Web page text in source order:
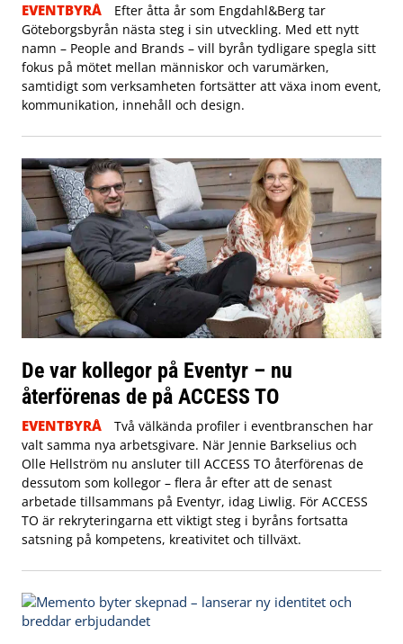
EVENTBYRÅ
Efter åtta år som Engdahl&Berg tar
Göteborgsbyrån nästa steg i sin utveckling. Med ett nytt
namn – People and Brands – vill byrån tydligare spegla sitt
fokus på mötet mellan människor och varumärken,
samtidigt som verksamheten fortsätter att växa inom event,
kommunikation, innehåll och design.
De var kollegor på Eventyr – nu
återförenas de på ACCESS TO
EVENTBYRÅ
Två välkända profiler i eventbranschen har
valt samma nya arbetsgivare. När Jennie Barkselius och
Olle Hellström nu ansluter till ACCESS TO återförenas de
dessutom som kollegor – flera år efter att de senast
arbetade tillsammans på Eventyr, idag Liwlig. För ACCESS
TO är rekryteringarna ett viktigt steg i byråns fortsatta
satsning på kompetens, kreativitet och tillväxt.